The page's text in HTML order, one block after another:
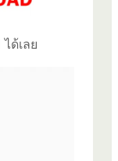
ด้เลย